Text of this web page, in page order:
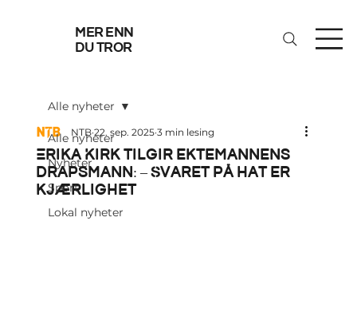
mer enn
du tror
Alle nyheter
Nyheter
Sport
Lokal nyheter
Alle nyheter
Erika Kirk tilgir ektemannens
drapsmann: – Svaret på hat er
kjærlighet
NTB 22. sep. 2025 3 min lesing